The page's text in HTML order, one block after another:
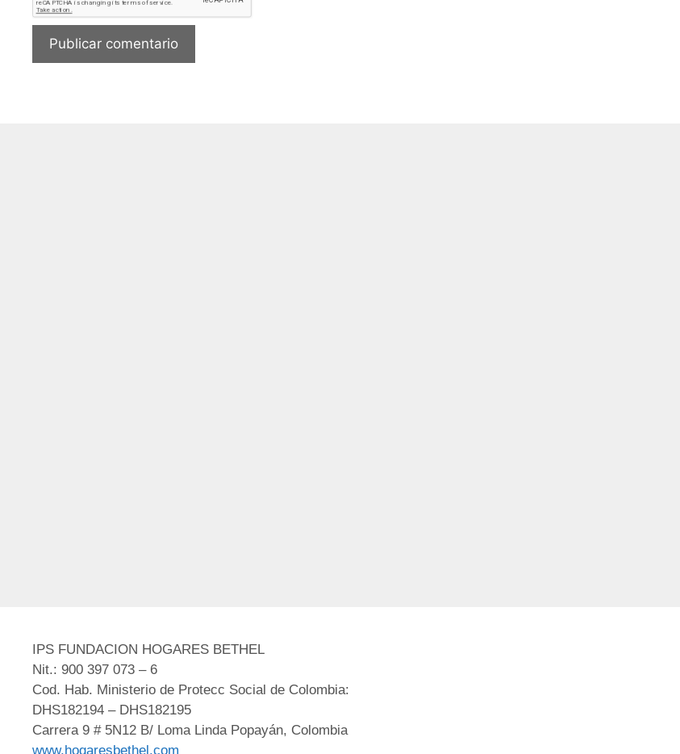
IPS FUNDACION HOGARES BETHEL
Nit.: 900 397 073 – 6
Cod. Hab. Ministerio de Protecc Social de Colombia:
DHS182194 – DHS182195
Carrera 9 # 5N12 B/ Loma Linda Popayán, Colombia
www.hogaresbethel.com